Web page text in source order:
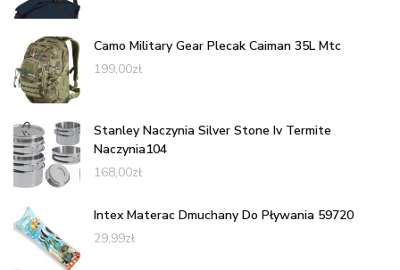
Camo Military Gear Plecak Caiman 35L Mtc
199,00zł
Stanley Naczynia Silver Stone Iv Termite
Naczynia104
168,00zł
Intex Materac Dmuchany Do Pływania 59720
29,99zł